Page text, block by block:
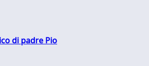
di padre Pio